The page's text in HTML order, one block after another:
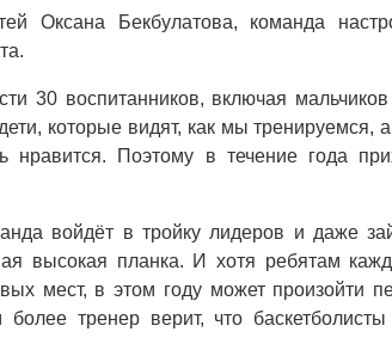
Оксана Бекбулатова, команда
30 воспитанников, включая
которые видят, как мы тренируемся,
нравится. Поэтому в течение года
войдёт в тройку лидеров и даже
высокая планка. И хотя ребятам
мест, в этом году может произойти
тренер верит, что